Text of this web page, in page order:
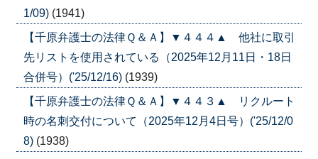
1/09) (1941)
【千原弁護士の法律Ｑ＆Ａ】▼４４４▲ 他社に取引
先リストを使用されている（2025年12月11日・18日
合併号）('25/12/16) (1939)
【千原弁護士の法律Ｑ＆Ａ】▼４４３▲ リクルート
時の名刺交付について（2025年12月4日号）('25/12/0
8) (1938)